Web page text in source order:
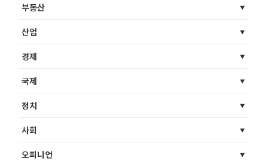
부동산
산업
경제
국제
정치
사회
오피니언